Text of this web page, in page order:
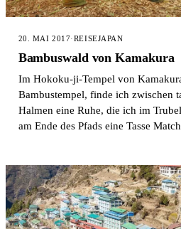
20. MAI 2017·REISEJAPAN
Bambuswald von Kamakura
Im Hokoku-ji-Tempel von
Bambustempel, finde ich zwischen
Halmen eine Ruhe, die ich im
am Ende des Pfads eine Tasse